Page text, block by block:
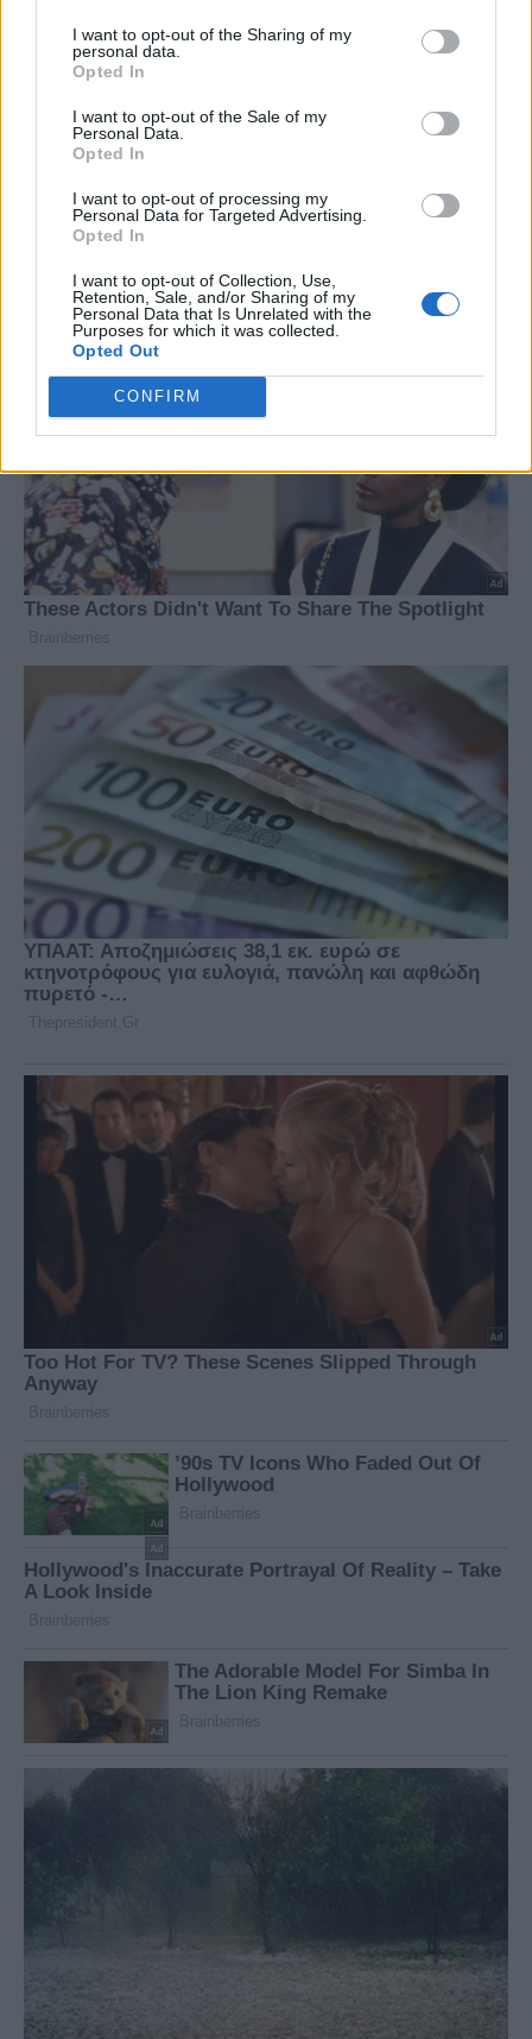
I want to opt-out of the Sharing of my
personal data.
Opted In
I want to opt-out of the Sale of my
Personal Data.
Opted In
I want to opt-out of processing my
Personal Data for Targeted Advertising.
Opted In
I want to opt-out of Collection, Use,
Retention, Sale, and/or Sharing of my
Personal Data that Is Unrelated with the
Purposes for which it was collected.
Opted Out
CONFIRM